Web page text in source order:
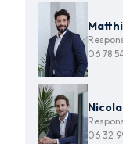
06 78
06 32